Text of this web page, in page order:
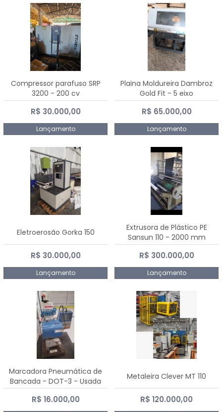
Compressor parafuso SRP
3200 - 200 cv
R$ 30.000,00
Lançamento
Plaina Moldureira Dambroz
Gold Fit - 5 eixo
R$ 65.000,00
Lançamento
Eletroerosão Gorka 150
R$ 30.000,00
Lançamento
Extrusora de Plástico PE
Sansun 110 - 2000 mm
R$ 300.000,00
Lançamento
Marcadora Pneumática de
Bancada - DOT-3 - Usada
R$ 16.000,00
Metaleira Clever MT 110
R$ 120.000,00